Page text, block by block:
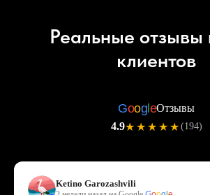
Реальные
клиентов
GoogleОтзывы
4.9★★★★★ (194)
Ketino Garozashvili